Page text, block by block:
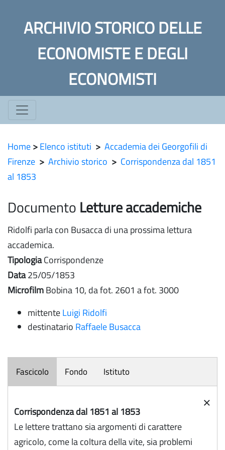
ARCHIVIO STORICO DELLE
ECONOMISTE E DEGLI
ECONOMISTI
Home>Elenco istituti > Accademia dei Georgofili di
Firenze > Archivio storico > Corrispondenza dal 1851
al 1853
Documento Letture accademiche
Ridolfi parla con Busacca di una prossima lettura
accademica.
TipologiaCorrispondenze
Data25/05/1853
MicrofilmBobina 10, da fot. 2601 a fot. 3000
mittenteLuigi Ridolfi
destinatario Raffaele Busacca
Fascicolo Fondo Istituto
×
Corrispondenza dal 1851 al 1853
Le lettere trattano sia argomenti di carattere
agricolo, come la coltura della vite, sia problemi